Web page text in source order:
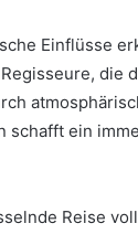
Einflüsse
die
schafft ein
Reise